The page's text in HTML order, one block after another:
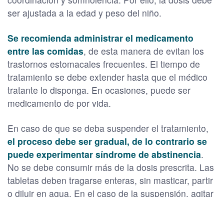
ser ajustada a la edad y peso del niño.
Se recomienda administrar el medicamento
entre las comidas, de esta manera de evitan los
trastornos estomacales frecuentes. El tiempo de
tratamiento se debe extender hasta que el médico
tratante lo disponga. En ocasiones, puede ser
medicamento de por vida.
En caso de que se deba suspender el tratamiento,
el proceso debe ser gradual, de lo contrario se
puede experimentar síndrome de abstinencia.
No se debe consumir más de la dosis prescrita. Las
tabletas deben tragarse enteras, sin masticar, partir
o diluir en agua. En el caso de la suspensión, agitar